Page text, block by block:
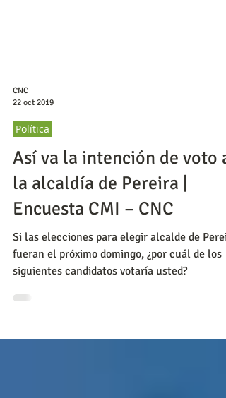
CNC
22 oct 2019
Política
Así va la intención de voto a
la alcaldía de Pereira |
Encuesta CMI – CNC
Si las elecciones para elegir alcalde de
siguientes candidatos votaría usted?